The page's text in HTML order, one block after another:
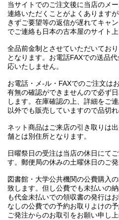
当サイトでのご注文後に当店のメ
連絡いただくことがよくあります
きずご要望等の返信が遅れてキャ
でご連絡も日本の古本屋のサイト
全品前金制とさせていただいてお
となります。お電話FAXでの送品
応いたしません。
お電話・メ-ル・FAXでのご注文は
有無の確認ができませんので必ず
します。在庫確認の上、詳細をご
以外でも販売していますので品切
ネット商品はご来店の引き取りは
舗とは別住所となります。
日曜祭日の受注は当店の休日にて
す。郵便局の休みの土曜休日のご発
図書館・大学公共機関の公費購入
致します。但し公費でも未払いの
も代金未払いでの領収書の発行は
なしの公費での予約お取りよけの
ご発注からのお取引をお願い申し上